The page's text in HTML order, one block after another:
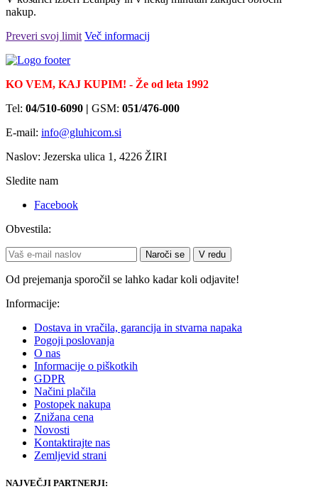
nakup.
Preveri svoj limit Več informacij
KO VEM, KAJ KUPIM! - Že od leta 1992
Tel: 04/510-6090 | GSM: 051/476-000
E-mail: info@gluhicom.si
Naslov: Jezerska ulica 1, 4226 ŽIRI
Sledite nam
Facebook
Obvestila:
Naroči se V redu
Od prejemanja sporočil se lahko kadar koli odjavite!
Informacije:
Dostava in vračila, garancija in stvarna napaka
Pogoji poslovanja
O nas
Informacije o piškotkih
GDPR
Načini plačila
Postopek nakupa
Znižana cena
Novosti
Kontaktirajte nas
Zemljevid strani
NAJVEČJI PARTNERJI: